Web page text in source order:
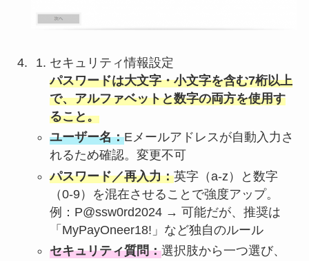
セキュリティ情報設定
パスワードは大文字・小文字を含む7桁以上
で、アルファベットと数字の両方を使用す
ること。
ユーザー名：Eメールアドレスが自動入力さ
れるため確認。変更不可
パスワード／再入力：英字（a-z）と数字
（0-9）を混在させることで強度アップ。
例：P@ssw0rd2024 → 可能だが、推奨は
「MyPayOneer18!」など独自のルール
セキュリティ質問：選択肢から一つ選び、